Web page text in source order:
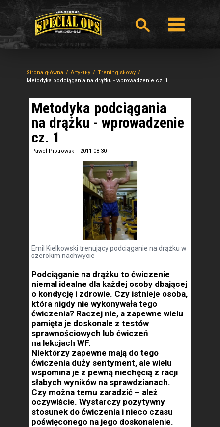
Strona główna Artykuły
Trening siłowy
Metodyka podciągania na drążku - wprowadzenie cz. 1
Metodyka podciągania
na drążku - wprowadzenie
cz. 1
Paweł Piotrowski | 2011-08-30
Emil Kielkowski trenujący podciąganie na drążku w
szerokim nachwycie
Podciąganie na drążku to ćwiczenie
niemal idealne dla każdej osoby dbającej
o kondycję i zdrowie. Czy istnieje osoba,
która nigdy nie wykonywała tego
ćwiczenia? Raczej nie, a zapewne wielu
pamięta je doskonale z testów
sprawnościowych lub ćwiczeń
na lekcjach WF.
Niektórzy zapewne mają do tego
ćwiczenia duży sentyment, ale wielu
wspomina je z pewną niechęcią z racji
słabych wyników na sprawdzianach.
Czy można temu zaradzić – ależ
oczywiście. Wystarczy pozytywny
stosunek do ćwiczenia i nieco czasu
poświęconego na jego doskonalenie.